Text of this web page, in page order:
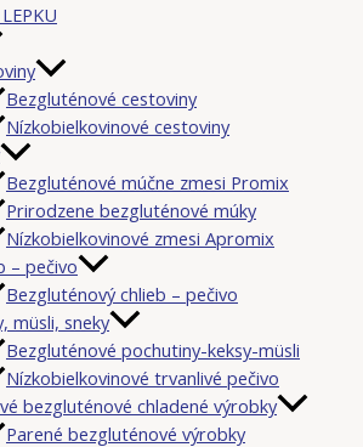
Bezgluténové cestoviny
Nízkobielkovinové cestoviny
Bezgluténové múčne zmesi Promix
Prirodzene bezgluténové múky
Nízkobielkovinové zmesi Apromix
– pečivo
Bezgluténový chlieb – pečivo
müsli, sneky
Bezgluténové pochutiny-keksy-müsli
Nízkobielkovinové trvanlivé pečivo
bezgluténové chladené výrobky
Parené bezgluténové výrobky